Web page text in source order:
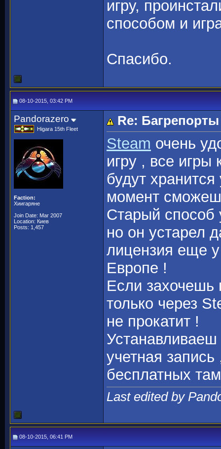
игру,
способом и
Спасибо.
08-10-2015, 03:42 PM
Pandorazero
Higara 15th Fleet
Faction:
Хиигаряне
Join Date: Mar 2007
Location: Киев
Posts: 1,457
Re: Багрепорты
Steam очень
игру , все игры
будут
момент
Старый способ
но он устарел
лицензия еще у
Европе !
Если захочешь
только через
не прокатит !
Устанавливаеш
учетная
бесплатных
Last edited by
08-10-2015, 06:41 PM